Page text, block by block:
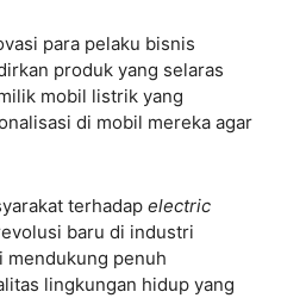
para pelaku bisnis
produk yang selaras
mobil listrik yang
di mobil mereka agar
terhadap electric
baru di industri
mendukung penuh
lingkungan hidup yang